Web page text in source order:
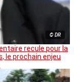
© DR
recule pour la
le prochain enjeu